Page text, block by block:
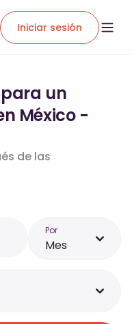
Iniciar sesión
un
México -
de las
Por
Mes